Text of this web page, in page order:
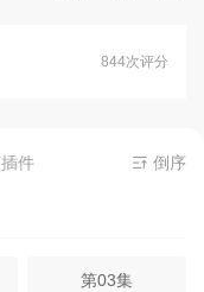
844次评分
件 倒序
第03集